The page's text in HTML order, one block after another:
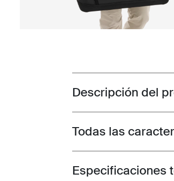
Toggle
Descripción del
Toggle
Todas las
Toggle
Especificaciones